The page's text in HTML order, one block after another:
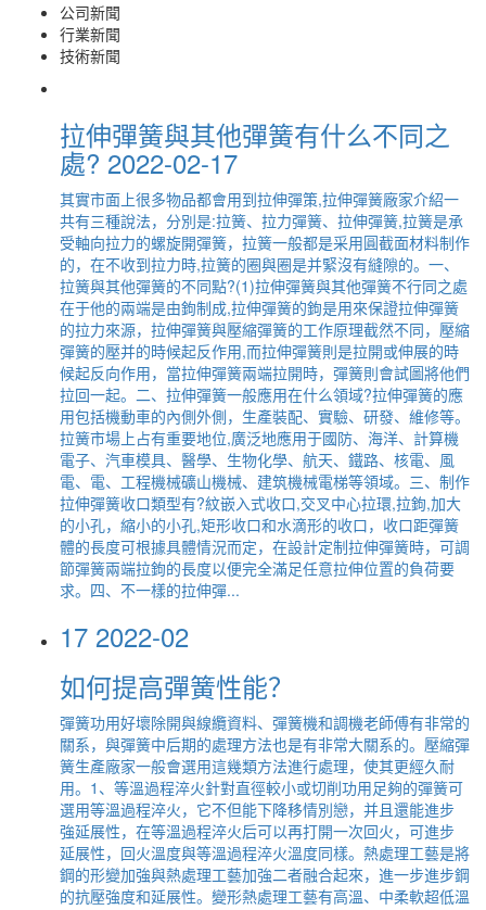
公司新聞
行業新聞
技術新聞
拉伸彈簧與其他彈簧有什么不同之
處? 2022-02-17
其實市面上很多物品都會用到拉伸彈策,拉伸彈簧廠家介紹一
共有三種說法，分別是:拉簧、拉力彈簧、拉伸彈簧,拉簧是承
受軸向拉力的螺旋開彈簧，拉簧一般都是采用圓截面材料制作
的，在不收到拉力時,拉簧的圈與圈是并緊沒有縫隙的。一、
拉簧與其他彈簧的不同點?(1)拉伸彈簧與其他彈簧不行同之處
在于他的兩端是由鉤制成,拉伸彈簧的鉤是用來保證拉伸彈簧
的拉力來源，拉伸彈簧與壓縮彈簧的工作原理截然不同，壓縮
彈簧的壓并的時候起反作用,而拉伸彈簧則是拉開或伸展的時
候起反向作用，當拉伸彈簧兩端拉開時，彈簧則會試圖將他們
拉回一起。二、拉伸彈簧一般應用在什么領域?拉伸彈簧的應
用包括機動車的內側外側，生產裝配、實驗、研發、維修等。
拉簧市場上占有重要地位,廣泛地應用于國防、海洋、計算機
電子、汽車模具、醫學、生物化學、航天、鐵路、核電、風
電、電、工程機械礦山機械、建筑機械電梯等領域。三、制作
拉伸彈簧收口類型有?紋嵌入式收口,交叉中心拉環,拉鉤,加大
的小孔，縮小的小孔,矩形收口和水滴形的收口，收口距彈簧
體的長度可根據具體情況而定，在設計定制拉伸彈簧時，可調
節彈簧兩端拉鉤的長度以便完全滿足任意拉伸位置的負荷要
求。四、不一樣的拉伸彈...
17 2022-02
如何提高彈簧性能？
彈簧功用好壞除開與線纜資料、彈簧機和調機老師傅有非常的
關系，與彈簧中后期的處理方法也是有非常大關系的。壓縮彈
簧生產廠家一般會選用這幾類方法進行處理，使其更經久耐
用。1、等溫過程淬火針對直徑較小或切削功用足夠的彈簧可
選用等溫過程淬火，它不但能下降移情別戀，并且還能進步
強延展性，在等溫過程淬火后可以再打開一次回火，可進步
延展性，回火溫度與等溫過程淬火溫度同樣。熱處理工藝是將
鋼的形變加強與熱處理工藝加強二者融合起來，進一步進步鋼
的抗壓強度和延展性。變形熱處理工藝有高溫、中柔軟超低溫